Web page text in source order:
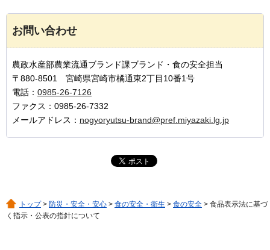
お問い合わせ
農政水産部農業流通ブランド課ブランド・食の安全担当
〒880-8501 宮崎県宮崎市橘通東2丁目10番1号
電話： 0985-26-7126
ファクス：0985-26-7332
メールアドレス： nogyoryutsu-brand@pref.miyazaki.lg.jp
トップ> 防災・安全・安心 > 食の安全・衛生 > 食の安全 > 食品表示法に基づ
く指示・公表の指針について